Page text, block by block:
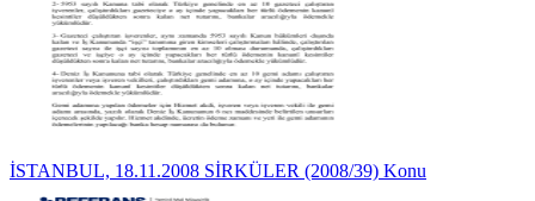
İSTANBUL, 18.11.2008 SİRKÜLER (2008/39) Konu